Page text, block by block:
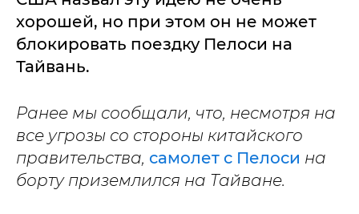
хорошей, но при этом он не может
блокировать поездку Пелоси на
Тайвань.
Ранее мы сообщали, что, несмотря на
все угрозы со стороны китайского
правительства, самолет с Пелоси на
борту приземлился на Тайване.